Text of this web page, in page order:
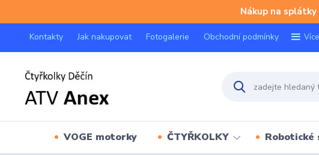
Nákup na
Kontakty Jak nakupovat Fotogalerie Obchodní podmínky Více
VOGE motorky ČTYŘKOLKY Robotické